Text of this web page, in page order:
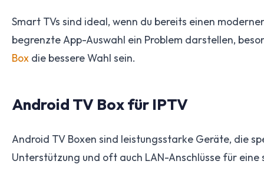
Smart TVs sind ideal, wenn du bereits einen
begrenzte App-Auswahl ein Problem darstellen,
Box die bessere Wahl sein.
Android TV Box für IPTV
Android TV Boxen sind leistungsstarke Geräte, die
Unterstützung und oft auch LAN-Anschlüsse für